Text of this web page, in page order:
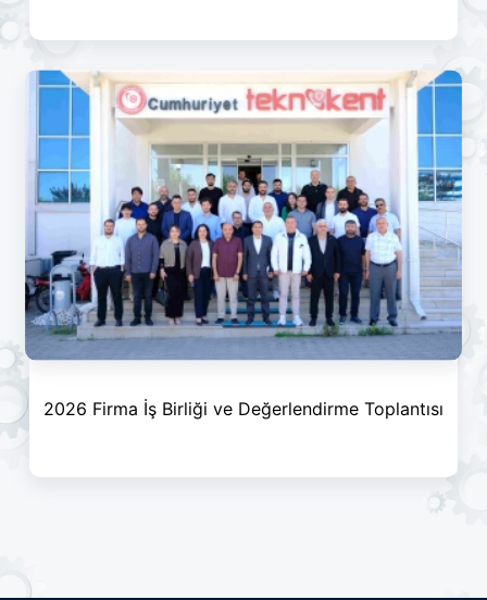
2026 Firma İş Birliği ve Değerlendirme Toplantısı